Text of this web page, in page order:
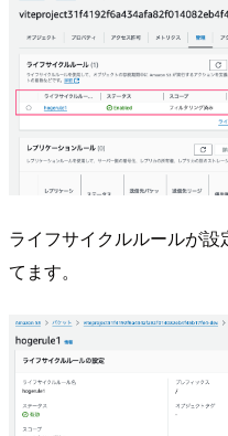
ライフサイクルルールが
てます。